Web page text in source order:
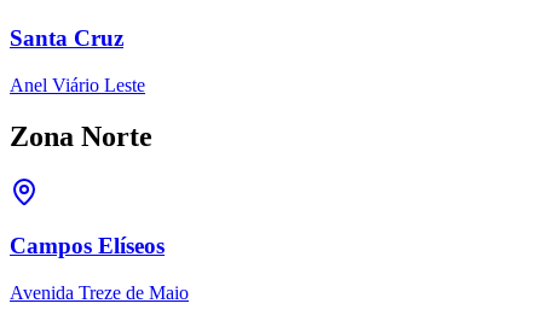
Santa Cruz
Anel Viário Leste
Zona Norte
Campos Elíseos
Avenida Treze de Maio